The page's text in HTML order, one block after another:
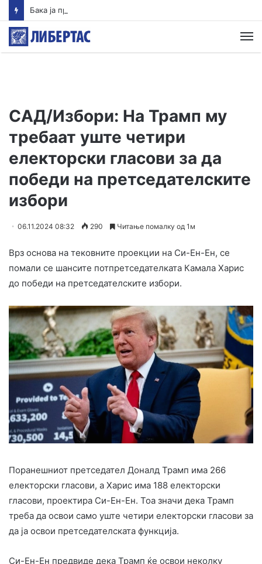
САД/Избори: На Трамп му
требаат уште четири
електорски гласови за да
победи на претседателските
избори
06.11.2024 08:32 290 Читање помалку од 1м
Врз основа на тековните проекции на Си-Ен-Ен, се
помали се шансите потпретседателката Камала Харис
до победи на претседателските избори.
Поранешниот претседател Доналд Трамп има 266
електорски гласови, а Харис има 188 електорски
гласови, проектира Си-Ен-Ен. Тоа значи дека Трамп
треба да освои само уште четири електорски гласови за
да ја освои претседателската функција.
Си-Ен-Ен предвиде дека Трамп ќе освои неколку